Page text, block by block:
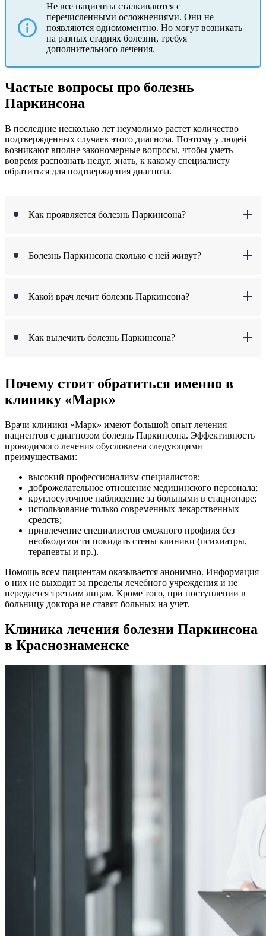
Не все пациенты сталкиваются с
перечисленными осложнениями. Они не
появляются одномоментно. Но могут возникать
на разных стадиях болезни, требуя
дополнительного лечения.
Частые вопросы про болезнь
Паркинсона
В последние несколько лет неумолимо растет количество
подтвержденных случаев этого диагноза. Поэтому у людей
возникают вполне закономерные вопросы, чтобы уметь
вовремя распознать недуг, знать, к какому специалисту
обратиться для подтверждения диагноза.
Как проявляется болезнь Паркинсона?
Болезнь Паркинсона сколько с ней живут?
Какой врач лечит болезнь Паркинсона?
Как вылечить болезнь Паркинсона?
Почему стоит обратиться именно в
клинику «Марк»
Врачи клиники «Марк» имеют большой опыт лечения
пациентов с диагнозом болезнь Паркинсона. Эффективность
проводимого лечения обусловлена следующими
преимуществами:
высокий профессионализм специалистов;
доброжелательное отношение медицинского персонала;
круглосуточное наблюдение за больными в стационаре;
использование только современных лекарственных
средств;
привлечение специалистов смежного профиля без
необходимости покидать стены клиники (психиатры,
терапевты и пр.).
Помощь всем пациентам оказывается анонимно. Информация
о них не выходит за пределы лечебного учреждения и не
передается третьим лицам. Кроме того, при поступлении в
больницу доктора не ставят больных на учет.
Клиника лечения болезни Паркинсона
в Краснознаменске